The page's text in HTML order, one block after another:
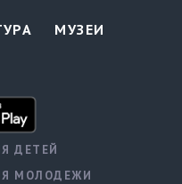
МУЗЕИ
ДЕТЕЙ
МОЛОДЕЖИ